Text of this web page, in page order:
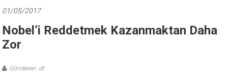
01/05/2017
Nobel’i Reddetmek Kazanmaktan Daha
Zor
Gönderen: dt